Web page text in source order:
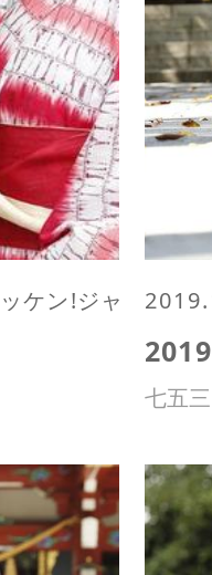
ケン!ジャパン編
七五三